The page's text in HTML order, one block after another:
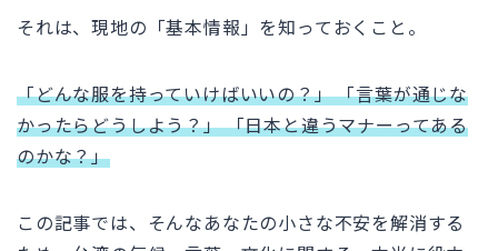
それは、現地の「基本情報」を知っておくこと。
「どんな服を持っていけばいいの？」 「言葉が通じな
かったらどうしよう？」 「日本と違うマナーってある
のかな？」
この記事では、そんなあなたの小さな不安を解消する